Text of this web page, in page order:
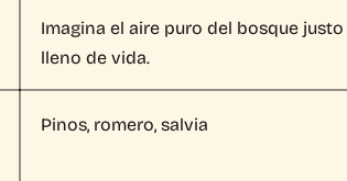
Imagina el aire puro del bosque
lleno de vida.
Pinos, romero, salvia